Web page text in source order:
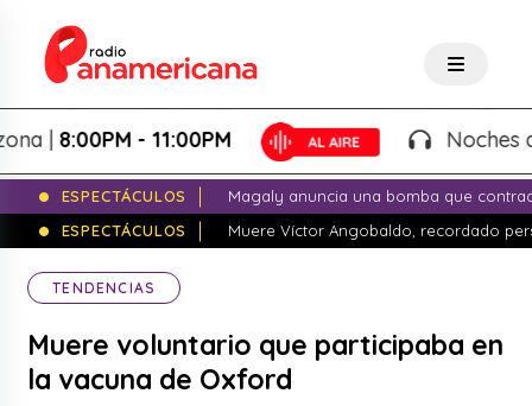
8:00PM - 11:00PM Noches de
ESPECTÁCULOS
Magaly anuncia una bomba que
ESPECTÁCULOS
Muere Víctor Angobaldo, recordado
TENDENCIAS
Muere voluntario que participaba en
la vacuna de Oxford